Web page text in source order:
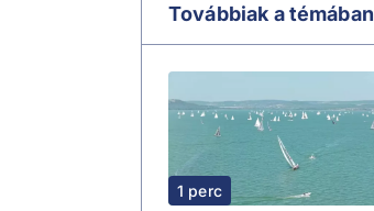
Továbbiak a témában
1 perc